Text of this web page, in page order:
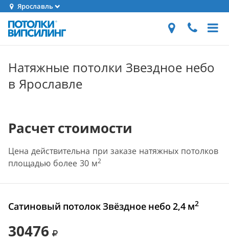
Ярославль
Натяжные потолки Звездное небо
в Ярославле
Расчет стоимости
Цена действительна при заказе натяжных потолков
площадью более 30 м2
Сатиновый потолок Звёздное небо 2,4 м2
30476